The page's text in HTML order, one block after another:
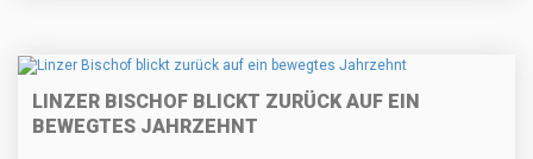
LINZER BISCHOF BLICKT ZURÜCK AUF EIN
BEWEGTES JAHRZEHNT